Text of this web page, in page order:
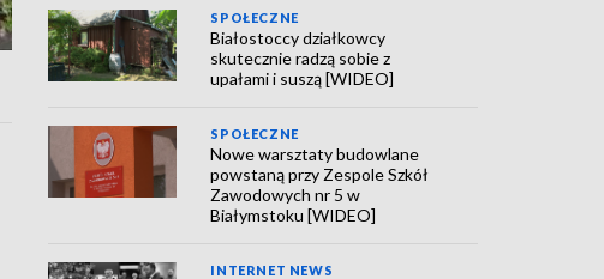
SPOŁECZNE
Białostoccy działkowcy
skutecznie radzą sobie z
upałami i suszą [WIDEO]
SPOŁECZNE
Nowe warsztaty budowlane
powstaną przy Zespole Szkół
Zawodowych nr 5 w
Białymstoku [WIDEO]
INTERNET NEWS